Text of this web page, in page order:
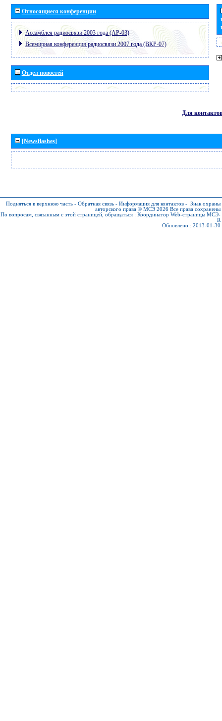
Относящиеся конференции
Ассамблея радиосвязи 2003 года (АР-03)
Всемирная конференция радиосвязи 2007 года (ВКР-07)
Отдел новостей
Для контактов
[Newsflashes]
Подняться в верхнюю часть - Обратная связь - Информация для контактов - Знак охраны
авторского права © МСЭ 2026 Все права сохранены
По вопросам, связанным с этой страницей, обращаться : Координатор Web-страницы МСЭ-
R
Обновлено : 2013-01-30